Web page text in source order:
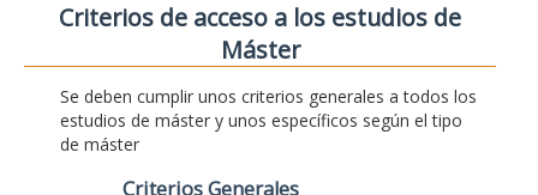
Criterios de acceso a los estudios de
Máster
Se deben cumplir unos criterios generales a todos los
estudios de máster y unos específicos según el tipo
de máster
Criterios Generales